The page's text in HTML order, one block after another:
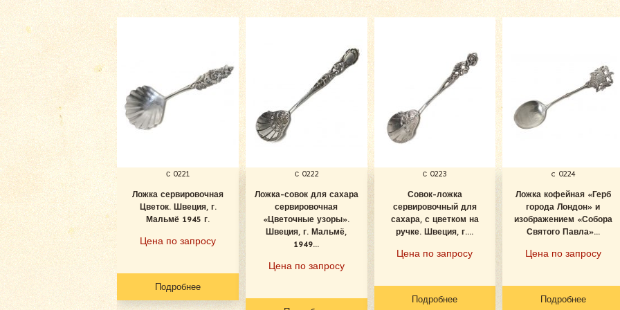
с 0221
Ложка сервировочная
Цветок. Швеция, г.
Мальмё 1945 г.
Цена по запросу
Подробнее
с 0222
Ложка-совок для сахара
сервировочная
«Цветочные узоры».
Швеция, г. Мальмё,
1949...
Цена по запросу
с 0223
Совок-ложка
сервировочный для
сахара, с цветком на
ручке. Швеция, г....
Цена по запросу
Подробнее
c 0224
Ложка кофейная «Герб
города Лондон» и
изображением «Собора
Святого Павла»...
Цена по запросу
Подробнее